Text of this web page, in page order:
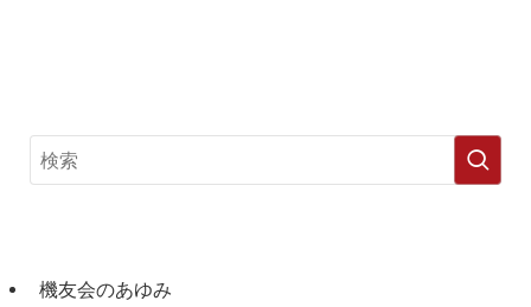
機友会のあゆみ